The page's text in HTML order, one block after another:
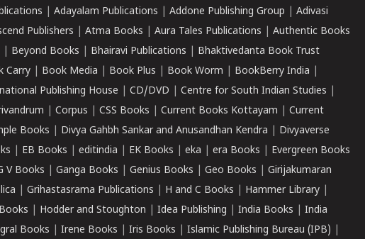
Adayalam Publications Addone Publishing Group
Adivasi
Publishers Atma Books Aura Tales Publications
Authentic Books
Beyond Books Bhairavi Publications
Bhaktivedanta Book Trust
Carry Book Media Book Plus Book Worm BookBerry India
Publishing House CD/DVD Centre for South Indian Studies
Corpus CSS Books Current Books Kottayam
Current
Books Divya Gahbh Sankar and Anusandhan Kendra
Divyaverse
EB Books editindia EK Books eka era Books
Evergreen Books
V Books Ganga Books Genius Books Geo Books
Girijakumaran
Grihastasrama Publications H and C Books Hammer Library
Hodder and Stoughton Idea Publishing India Books
India
Books Irene Books Iris Books Islamic Publishing Bureau (IPB)